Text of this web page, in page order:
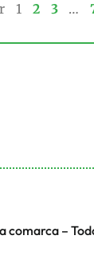
1 2 3 …
comarca –